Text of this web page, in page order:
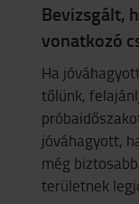
Bevizsgált,
vonatkozó
Ha
tőlünk,
jóváhagyott,
még
területnek